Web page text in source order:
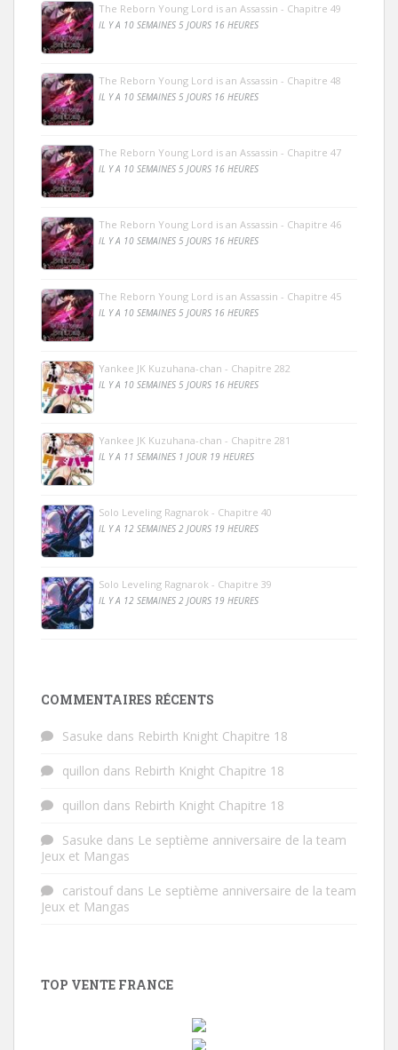
The Reborn Young Lord is an Assassin - Chapitre 49
IL Y A 10 SEMAINES 5 JOURS 16 HEURES
The Reborn Young Lord is an Assassin - Chapitre 48
IL Y A 10 SEMAINES 5 JOURS 16 HEURES
The Reborn Young Lord is an Assassin - Chapitre 47
IL Y A 10 SEMAINES 5 JOURS 16 HEURES
The Reborn Young Lord is an Assassin - Chapitre 46
IL Y A 10 SEMAINES 5 JOURS 16 HEURES
The Reborn Young Lord is an Assassin - Chapitre 45
IL Y A 10 SEMAINES 5 JOURS 16 HEURES
Yankee JK Kuzuhana-chan - Chapitre 282
IL Y A 10 SEMAINES 5 JOURS 16 HEURES
Yankee JK Kuzuhana-chan - Chapitre 281
IL Y A 11 SEMAINES 1 JOUR 19 HEURES
Solo Leveling Ragnarok - Chapitre 40
IL Y A 12 SEMAINES 2 JOURS 19 HEURES
Solo Leveling Ragnarok - Chapitre 39
IL Y A 12 SEMAINES 2 JOURS 19 HEURES
COMMENTAIRES RÉCENTS
Sasuke dans Rebirth Knight Chapitre 18
quillon dans Rebirth Knight Chapitre 18
quillon dans Rebirth Knight Chapitre 18
Sasuke dans Le septième anniversaire de la team
Jeux et Mangas
caristoufdans Le septième anniversaire de la team
Jeux et Mangas
TOP VENTE FRANCE